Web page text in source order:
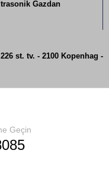
Gazdan
st. tv. - 2100 Kopenhag -
Geçin
Tane